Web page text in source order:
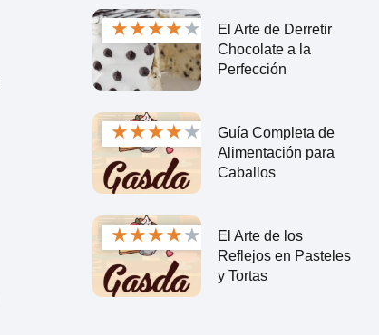
★★★★★
El Arte de Derretir
Chocolate a la
Perfección
★★★★★
Guía Completa de
Alimentación para
Caballos
★★★★★
El Arte de los
Reflejos en Pasteles
y Tortas